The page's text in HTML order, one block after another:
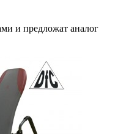
и предложат аналог